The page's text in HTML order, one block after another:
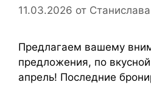
11.03.2026 от
Предлагаем вашему
предложения, по
апрель! Последние